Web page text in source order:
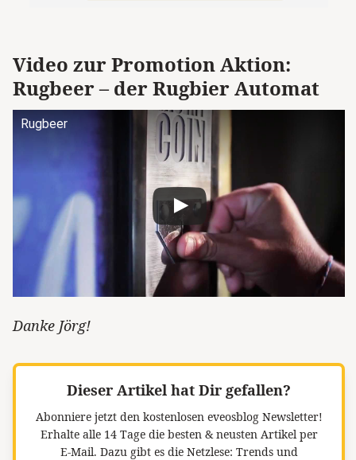
Video zur Promotion Aktion:
Rugbeer – der Rugbier Automat
Rugbeer
Danke Jörg!
Dieser Artikel hat Dir gefallen?
Abonniere jetzt den kostenlosen eveosblog Newsletter!
Erhalte alle 14 Tage die besten & neusten Artikel per
E-Mail. Dazu gibt es die Netzlese: Trends und